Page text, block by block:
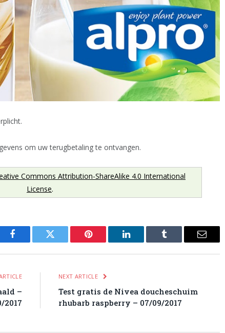
om uw terugbetaling te ontvangen.
Commons Attribution-ShareAlike 4.0 International
License.
Facebook Twitter Pinterest LinkedIn Tumblr Email
–
2017
NEXT ARTICLE
Test gratis de Nivea doucheschuim
rhubarb raspberry – 07/09/2017